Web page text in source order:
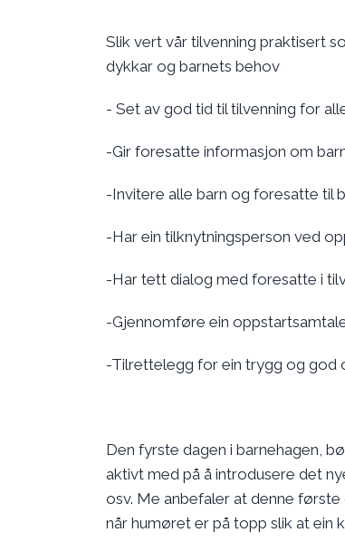
Slik vert vår tilvenning praktisert
dykkar og barnets behov
- Set av god tid til tilvenning for
-Gir foresatte informasjon om
-Invitere alle barn og foresatte til
-Har ein tilknytningsperson ved
-Har tett dialog med foresatte i
-Gjennomføre ein
-Tilrettelegg for ein trygg og god
Den fyrste dagen i barnehagen,
aktivt med på å introdusere det
osv. Me anbefaler at denne
når humøret er på topp slik at ein